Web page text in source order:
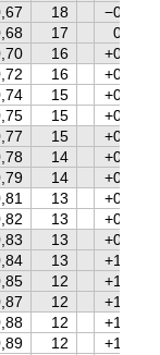
18
−0,1
17
0,0
16
+0,1
16
+0,2
15
+0,3
15
+0,4
15
+0,5
14
+0,6
14
+0,7
13
+0,8
13
+0,8
13
+0,9
13
+1,0
12
+1,1
12
+1,1
12
+1,2
12
+1,2